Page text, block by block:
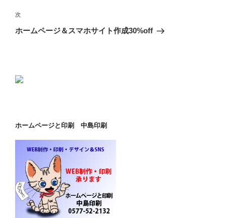
ビ
ゲ
ン
稿
次
の
次
ホームページ＆スマホサイト作成30%off
ホームページと印刷 中島印刷